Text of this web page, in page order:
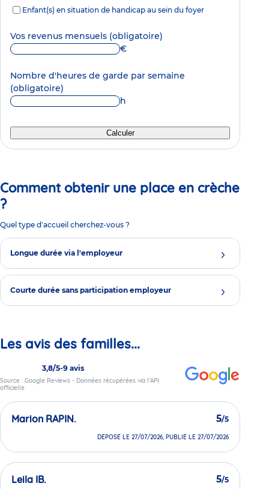
Enfant(s) en situation de handicap au sein du foyer
Vos revenus mensuels (obligatoire)
€
Nombre d'heures de garde par semaine
(obligatoire)
h
Calculer
Comment obtenir une place en crèche
?
Quel type d'accueil cherchez-vous ?
Longue durée via l'employeur
Courte durée sans participation employeur
Les avis des familles...
3,8/5-9 avis
Source : Google Reviews - Données récupérées via l’API
officielle
Marion RAPIN. 5/5
DÉPOSÉ LE 27/07/2026, PUBLIÉ LE 27/07/2026
Leila IB. 5/5